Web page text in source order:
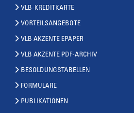
VLB-KREDITKARTE
VORTEILSANGEBOTE
VLB AKZENTE EPAPER
VLB AKZENTE PDF-ARCHIV
BESOLDUNGSTABELLEN
FORMULARE
PUBLIKATIONEN